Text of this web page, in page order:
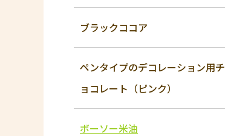
ブラックココア
ペンタイプのデコレーション用チ
ョコレート（ピンク）
ボーソー米油